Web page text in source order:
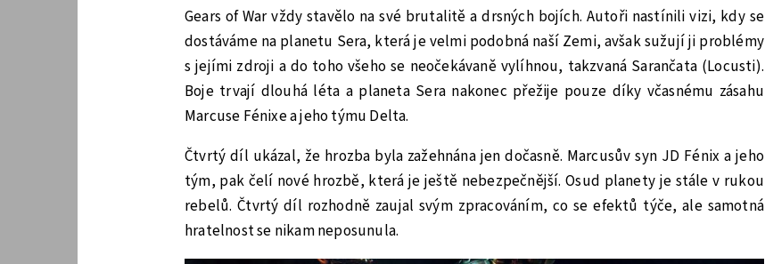
Gears of War vždy stavělo na své brutalitě a drsných bojích. Autoři nastínili vizi, kdy se
dostáváme na planetu Sera, která je velmi podobná naší Zemi, avšak sužují ji problémy
s jejími zdroji a do toho všeho se neočekávaně vylíhnou, takzvaná Sarančata (Locusti).
Boje trvají dlouhá léta a planeta Sera nakonec přežije pouze díky včasnému zásahu
Marcuse Fénixe a jeho týmu Delta.
Čtvrtý díl ukázal, že hrozba byla zažehnána jen dočasně. Marcusův syn JD Fénix a jeho
tým, pak čelí nové hrozbě, která je ještě nebezpečnější. Osud planety je stále v rukou
rebelů. Čtvrtý díl rozhodně zaujal svým zpracováním, co se efektů týče, ale samotná
hratelnost se nikam neposunula.